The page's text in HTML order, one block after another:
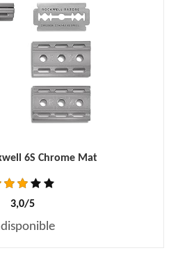
6S Chrome Mat
3,0/5